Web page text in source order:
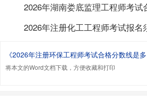
2026年湖南娄底监理工程师考试
2026年注册化工工程师考试报名
将本文的Word文档下载，方便收藏和打印